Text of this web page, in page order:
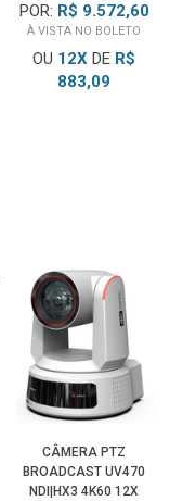
POR: R$ 9.572,60
À VISTA NO BOLETO
OU 12X DE R$
883,09
CÂMERA PTZ
BROADCAST UV470
NDI|HX3 4K60 12X